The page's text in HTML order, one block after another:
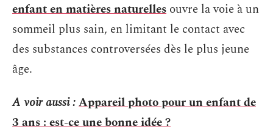
enfant en matières naturelles ouvre la voie à un
sommeil plus sain, en limitant le contact avec
des substances controversées dès le plus jeune
âge.
A voir aussi :Appareil photo pour un enfant de
3 ans : est-ce une bonne idée ?